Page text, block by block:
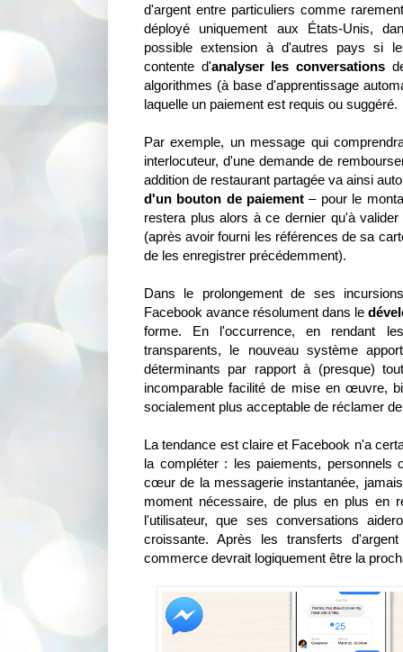
d'argent entre particuliers comme
déployé uniquement aux États-Unis,
possible extension à d'autres pays si
contente d'analyser les conversations
algorithmes (à base d'apprentissage
laquelle un paiement est requis ou suggéré.
Par exemple, un message qui
interlocuteur, d'une demande de
addition de restaurant partagée va ainsi
d'un bouton de paiement – pour le
restera plus alors à ce dernier qu'à
(après avoir fourni les références de sa
de les enregistrer précédemment).
Dans le prolongement de ses
Facebook avance résolument dans le
forme. En l'occurrence, en rendant
transparents, le nouveau système
déterminants par rapport à (presque)
incomparable facilité de mise en œuvre,
socialement plus acceptable de réclamer
La tendance est claire et Facebook n'a
la compléter : les paiements, personnels
cœur de la messagerie instantanée,
moment nécessaire, de plus en plus en
l'utilisateur, que ses conversations
croissante. Après les transferts
commerce devrait logiquement être la